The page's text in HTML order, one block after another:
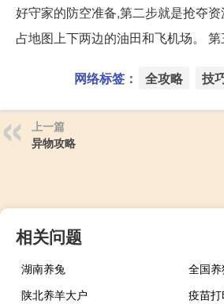
好守家的防空准备,第二步就是抢夺
占地图上下两边的油田和飞机场。 第
网络标签： 全攻略 技
上一篇
异物攻略
相关问题
湖南养兔
全国
陕北养羊大户